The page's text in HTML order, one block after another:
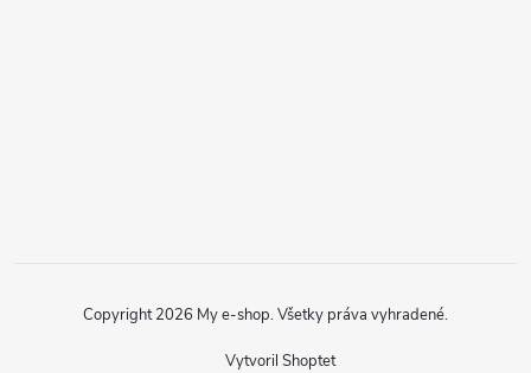
Vytvoril Shoptet
Copyright 2026 My e-shop. Všetky práva vyhradené.